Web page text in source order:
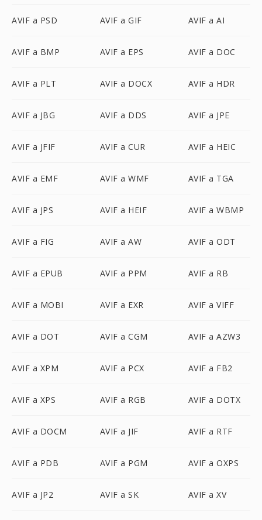
AVIF a PSD AVIF a GIF AVIF a AI
AVIF a BMP AVIF a EPS AVIF a DOC
AVIF a PLT AVIF a DOCX AVIF a HDR
AVIF a JBG AVIF a DDS AVIF a JPE
AVIF a JFIF AVIF a CUR AVIF a HEIC
AVIF a EMF AVIF a WMF AVIF a TGA
AVIF a JPS AVIF a HEIF AVIF a WBMP
AVIF a FIG AVIF a AW AVIF a ODT
AVIF a EPUB AVIF a PPM AVIF a RB
AVIF a MOBI AVIF a EXR AVIF a VIFF
AVIF a DOT AVIF a CGM AVIF a AZW3
AVIF a XPM AVIF a PCX AVIF a FB2
AVIF a XPS AVIF a RGB AVIF a DOTX
AVIF a DOCM AVIF a JIF AVIF a RTF
AVIF a PDB AVIF a PGM AVIF a OXPS
AVIF a JP2 AVIF a SK AVIF a XV